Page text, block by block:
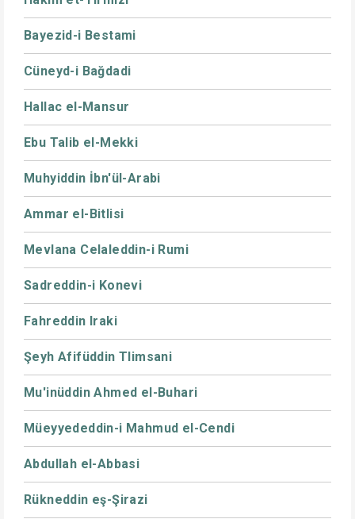
Bayezid-i Bestami
Cüneyd-i Bağdadi
Hallac el-Mansur
Ebu Talib el-Mekki
Muhyiddin İbn'ül-Arabi
Ammar el-Bitlisi
Mevlana Celaleddin-i Rumi
Sadreddin-i Konevi
Fahreddin Iraki
Şeyh Afifüddin Tlimsani
Mu'inüddin Ahmed el-Buhari
Müeyyededdin-i Mahmud el-Cendi
Abdullah el-Abbasi
Rükneddin eş-Şirazi